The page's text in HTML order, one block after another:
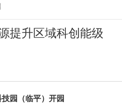
提升区域科创能级
园（临平）开园